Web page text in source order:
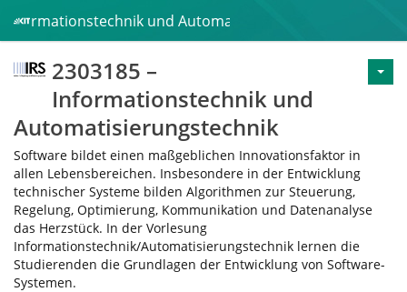
Informationstechnik und Automatisierungstechnik
2303185 –
Informationstechnik und
Automatisierungstechnik
Software bildet einen maßgeblichen Innovationsfaktor in
allen Lebensbereichen. Insbesondere in der Entwicklung
technischer Systeme bilden Algorithmen zur Steuerung,
Regelung, Optimierung, Kommunikation und Datenanalyse
das Herzstück. In der Vorlesung
Informationstechnik/Automatisierungstechnik lernen die
Studierenden die Grundlagen der Entwicklung von Software-
Systemen.